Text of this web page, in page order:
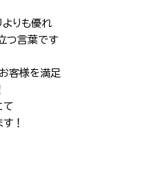
業
りも優れ
つ言葉です
客様を満足
て
！